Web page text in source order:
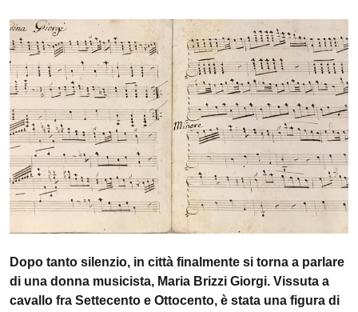
Dopo tanto silenzio, in città finalmente si torna a parlare
di una donna musicista, Maria Brizzi Giorgi. Vissuta a
cavallo fra Settecento e Ottocento, è stata una figura di